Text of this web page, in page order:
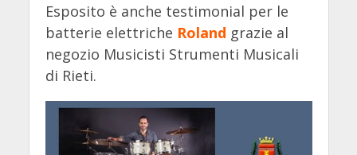
Esposito è anche testimonial per le
batterie elettriche Roland grazie al
negozio Musicisti Strumenti Musicali
di Rieti.